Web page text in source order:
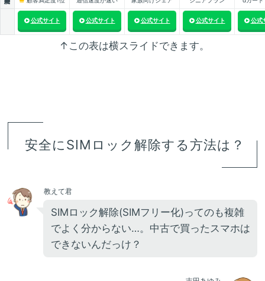
公式サイト 公式サイト 公式サイト 公式サイト 公式
↑この表は横スライドできます。
安全にSIMロック解除する方法は？
教えて君
SIMロック解除(SIMフリー化)ってのも複雑
でよく分からない…。中古で買ったスマホは
できないんだっけ？